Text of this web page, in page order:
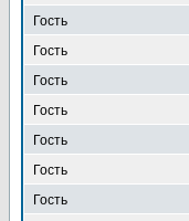
Гость
Гость
Гость
Гость
Гость
Гость
Гость